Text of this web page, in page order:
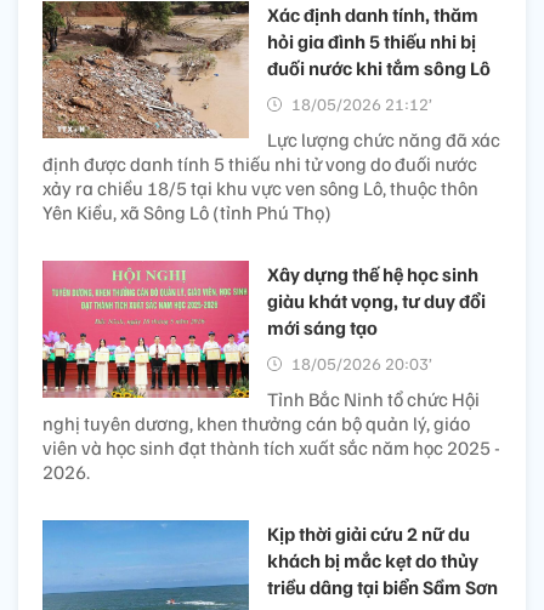
Xác định danh tính, thăm
hỏi gia đình 5 thiếu nhi bị
đuối nước khi tắm sông Lô
18/05/2026 21:12’
Lực lượng chức năng đã xác
định được danh tính 5 thiếu nhi tử vong do đuối nước
xảy ra chiều 18/5 tại khu vực ven sông Lô, thuộc thôn
Yên Kiều, xã Sông Lô (tỉnh Phú Thọ)
Xây dựng thế hệ học sinh
giàu khát vọng, tư duy đổi
mới sáng tạo
18/05/2026 20:03’
Tỉnh Bắc Ninh tổ chức Hội
nghị tuyên dương, khen thưởng cán bộ quản lý, giáo
viên và học sinh đạt thành tích xuất sắc năm học 2025 -
2026.
Kịp thời giải cứu 2 nữ du
khách bị mắc kẹt do thủy
triều dâng tại biển Sầm Sơn